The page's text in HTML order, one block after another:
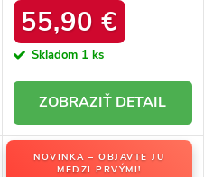
produktu OO274A206
55,90 €
Skladom 1 ks
DETAIL
NOVINKA – OBJAVTE JU
MEDZI PRVÝMI!